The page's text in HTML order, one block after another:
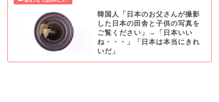
韓国人「日本のお父さんが撮影
した日本の田舎と子供の写真を
ご覧ください」→「日本いい
ね・・・」「日本は本当にきれ
いだ」